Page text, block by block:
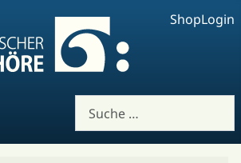
ShopLogin